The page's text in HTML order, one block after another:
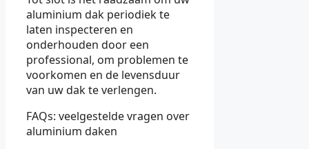
aluminium dak periodiek te
laten inspecteren en
onderhouden door een
professional, om problemen te
voorkomen en de levensduur
van uw dak te verlengen.
FAQs: veelgestelde vragen over
aluminium daken